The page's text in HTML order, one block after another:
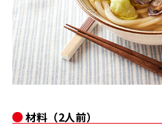
主菜レシピ
汁物レシピ
かつお節の削り方
かつお節・だしをもっと知る
キャンペーン一覧
企業情報
- 百年対話
お問い合わせ
ヤマキお客様相談室
オンラインショップ
材料（2人前）